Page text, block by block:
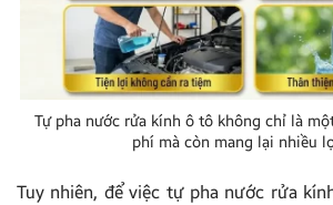
Tự pha nước rửa kính ô tô không chỉ là
phí mà còn mang lại nhiều
Tuy nhiên, để việc tự pha nước rửa